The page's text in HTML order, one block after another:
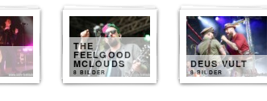
THE
FEELGOOD
MCLOUDS
8 BILDER
DEUS VULT
8 BILDER